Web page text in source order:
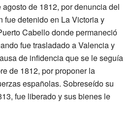
de 1812, por denuncia del
fue detenido en La Victoria y
Cabello donde permaneció
fue trasladado a Valencia y
de infidencia que se le seguía
de 1812, por proponer la
españolas. Sobreseído su
fue liberado y sus bienes le